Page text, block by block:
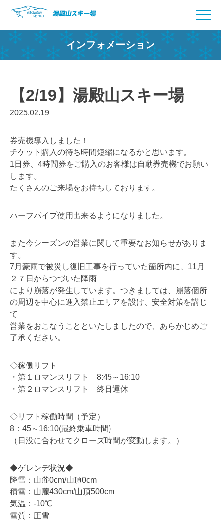
content
インフォメーション
【2/19】湯殿山スキー場
2025.02.19
券売機導入しました！
チケット購入の待ち時間短縮になるかと思います。
1日券、4時間券をご購入のお客様は自動券売機でお願い
します。
たくさんのご来場をお待ちしております。
ハーフパイプ使用出来るようになりました。
また今シーズンの営業に関して重要なお知らせがありま
す。
7月豪雨で被災し復旧工事を行っていた箇所内に、11月
２７日からつづいた降雨
により崩落が発生しています。つきましては、崩落個所
の周辺を中心に進入禁止エリアを設け、安全対策を講じ
て
営業をおこなうことといたしましたので、あらかじめご
了承ください。
◇稼働リフト
・第１ロマンスリフト 8:45～16:10
・第２ロマンスリフト 終日運休
◇リフト稼働時間（予定）
8：45～16:10(最終乗車時間)
（日没に合わせてクローズ時間が変動します。）
◆ゲレンデ状況◆
降雪：山麓0cm/山頂0cm
積雪：山麓430cm/山頂500cm
気温：-10℃
雪質：圧雪